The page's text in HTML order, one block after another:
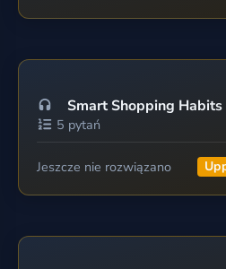
Smart Shopping
5 pytań
Jeszcze nie rozwiązano